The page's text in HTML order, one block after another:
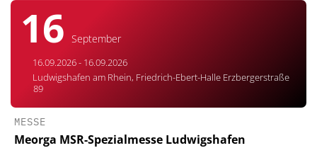
16 September
16.09.2026 - 16.09.2026
Ludwigshafen am Rhein, Friedrich-Ebert-Halle Erzbergerstraße
89
MESSE
Meorga MSR-Spezialmesse Ludwigshafen